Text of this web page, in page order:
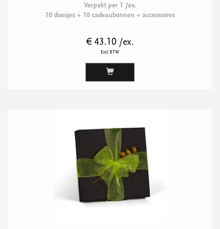
Verpakt per 1 /ex.
10 doosjes + 10 cadeaubonnen + accessoires
€ 43.10 /ex.
Excl BTW